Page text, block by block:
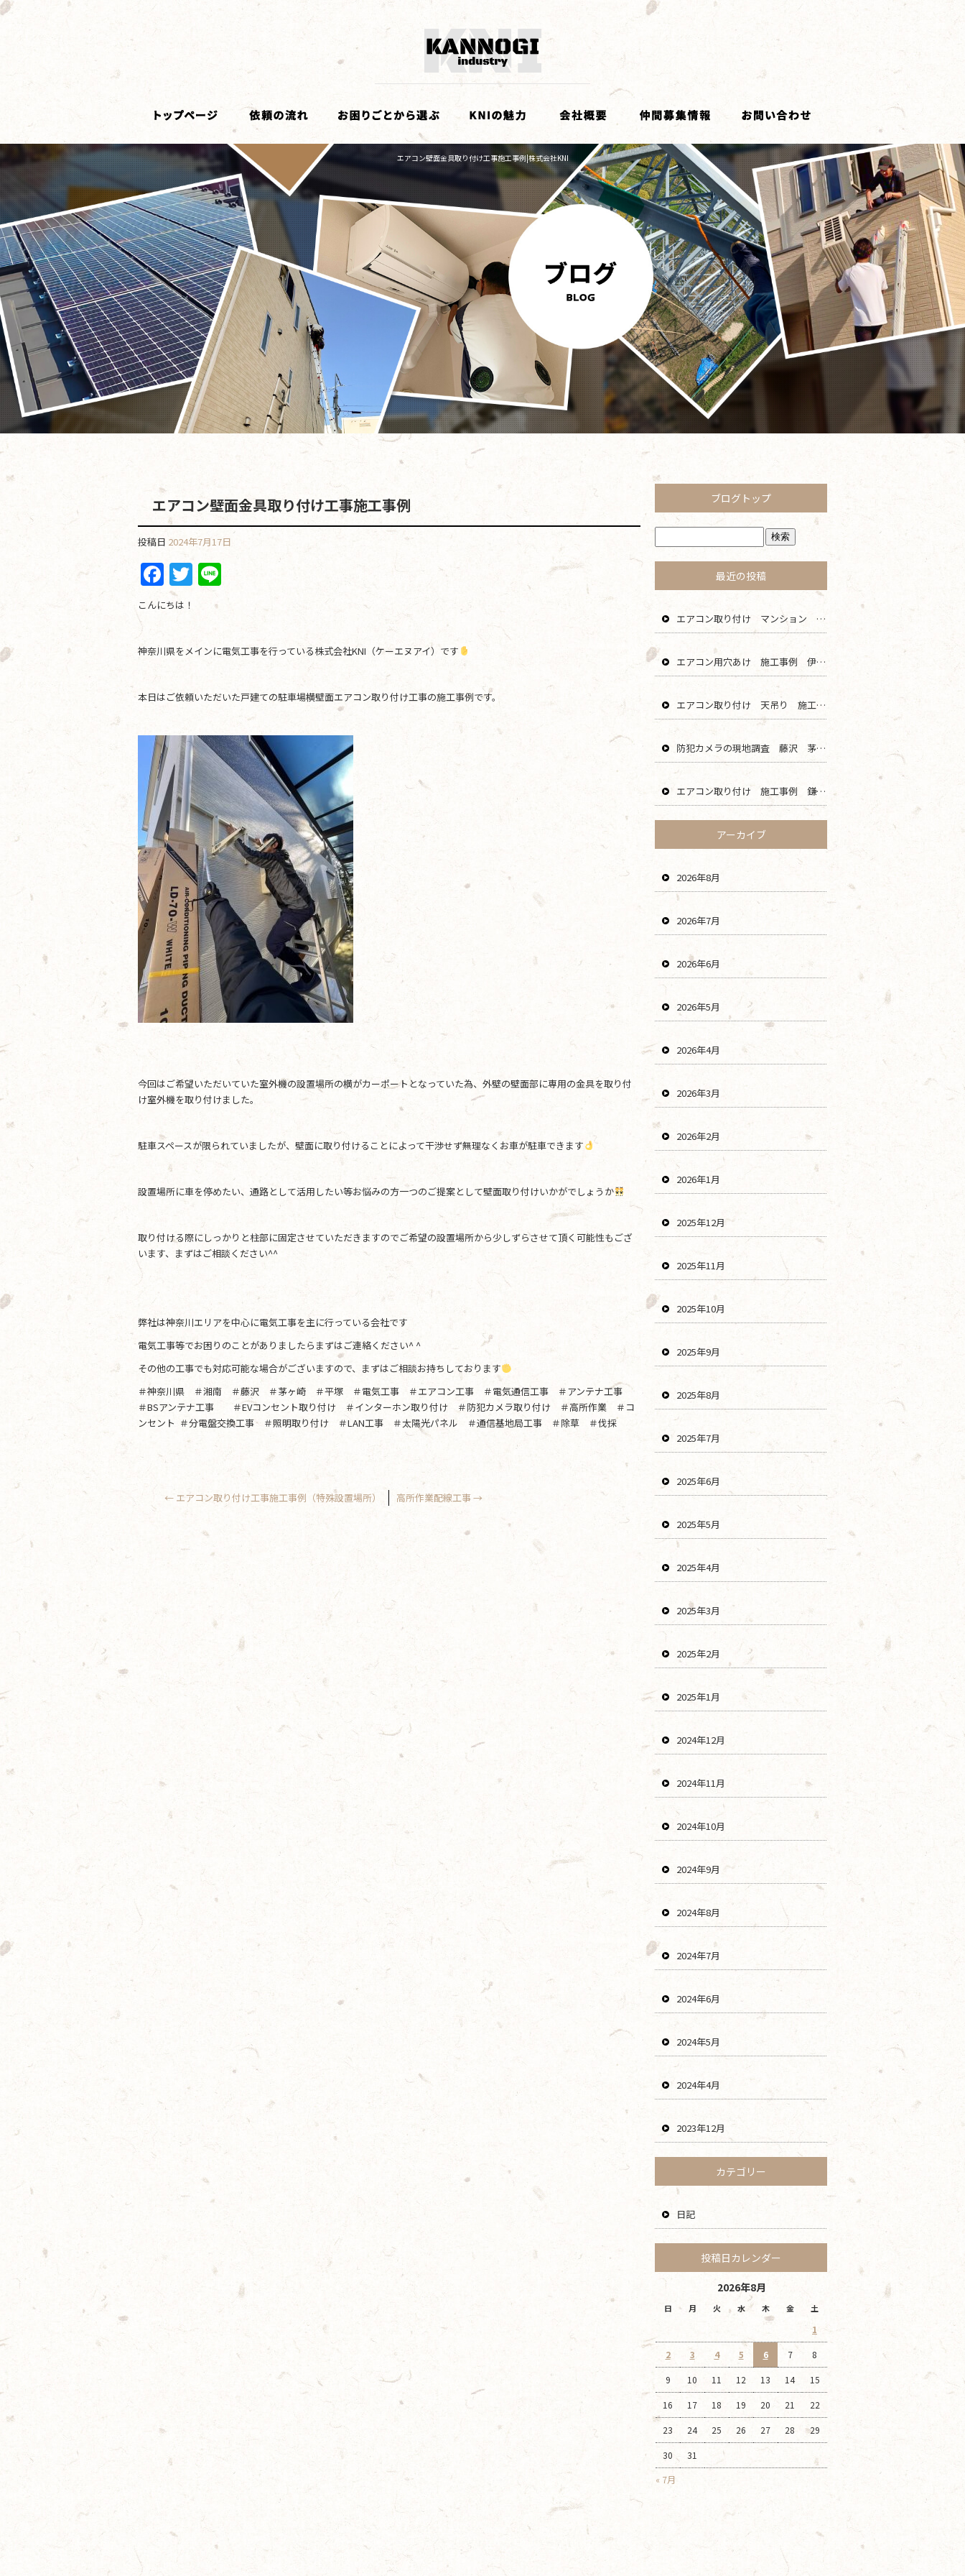
エアコン壁面金具取り付け工事施工事例|株式会社KNI
エアコン壁面金具取り付け工事施工事例
投稿日 2024年7月17日
F
a
c
e
b
o
o
k
T
w
er
こんにちは！
神奈川県をメインに電気工事を行っている株式会社KNI（ケーエヌアイ）です
本日はご依頼いただいた戸建ての駐車場横壁面エアコン取り付け工事の施工事例です。
今回はご希望いただいていた室外機の設置場所の横がカーポートとなっていた為、外壁の壁面部に専用の金具を取り付
け室外機を取り付けました。
駐車スペースが限られていましたが、壁面に取り付けることによって干渉せず無理なくお車が駐車できます
設置場所に車を停めたい、通路として活用したい等お悩みの方一つのご提案として壁面取り付けいかがでしょうか
取り付ける際にしっかりと柱部に固定させていただきますのでご希望の設置場所から少しずらさせて頂く可能性もござ
います、まずはご相談ください^^
弊社は神奈川エリアを中心に電気工事を主に行っている会社です
電気工事等でお困りのことがありましたらまずはご連絡ください^ ^
その他の工事でも対応可能な場合がございますので、まずはご相談お持ちしております
＃神奈川県 ＃湘南 ＃藤沢 ＃茅ヶ崎 ＃平塚 ＃電気工事 ＃エアコン工事 ＃電気通信工事 ＃アンテナ工事
＃BSアンテナ工事 ＃EVコンセント取り付け ＃インターホン取り付け ＃防犯カメラ取り付け ＃高所作業 ＃コ
ンセント ＃分電盤交換工事 ＃照明取り付け ＃LAN工事 ＃太陽光パネル ＃通信基地局工事 ＃除草 ＃伐採
← エアコン取り付け工事施工事例（特殊設置場所） 高所作業配線工事→
ブログトップ
最近の投稿
エアコン取り付け マンション 鎌倉 逗子 藤沢 横浜 エリア
エアコン用穴あけ 施工事例 伊勢原 秦野 平塚 二宮 エリア
エアコン取り付け 天吊り 施工事例 海老名 厚木 大和 綾瀬 エリア
防犯カメラの現地調査 藤沢 茅ヶ崎 平塚 寒川 エリア
エアコン取り付け 施工事例 鎌倉 横浜 葉山 逗子 川崎 エリア
アーカイブ
2026年8月
2026年7月
2026年6月
2026年5月
2026年4月
2026年3月
2026年2月
2026年1月
2025年12月
2025年11月
2025年10月
2025年9月
2025年8月
2025年7月
2025年6月
2025年5月
2025年4月
2025年3月
2025年2月
2025年1月
2024年12月
2024年11月
2024年10月
2024年9月
2024年8月
2024年7月
2024年6月
2024年5月
2024年4月
2023年12月
カテゴリー
日記
投稿日カレンダー
2026年8月
日 月 火 水 木 金 土
« 7月
1
2 3 4 5 6 7 8
9 10 11 12 13 14 15
16 17 18 19 20 21 22
23 24 25 26 27 28 29
30 31